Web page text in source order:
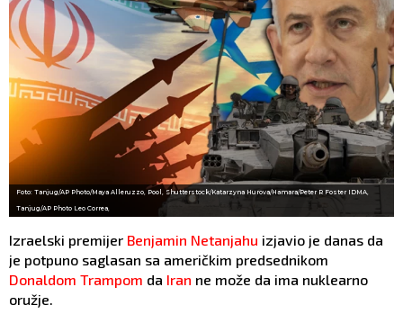
Foto: Tanjug/AP Photo/Maya Alleruzzo, Pool, Shutterstock/Katarzyna Hurova/Hamara/Peter R Foster IDMA,
Tanjug/AP Photo Leo Correa,
Izraelski premijer Benjamin Netanjahu izjavio je danas da
je potpuno saglasan sa američkim predsednikom
Donaldom Trampom da Iran ne može da ima nuklearno
oružje.